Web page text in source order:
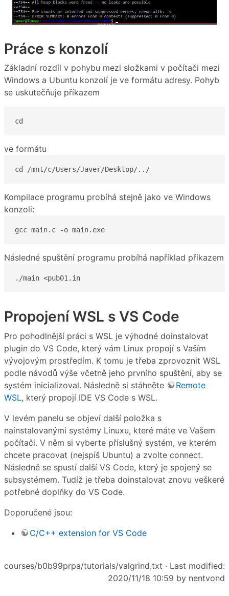
Práce s konzolí
Základní rozdíl v pohybu mezi složkami v počítači mezi
Windows a Ubuntu konzolí je ve formátu adresy. Pohyb
se uskutečňuje příkazem
cd
ve formátu
cd /mnt/c/Users/Javer/Desktop/../
Kompilace programu probíhá stejně jako ve Windows
konzoli:
gcc main.c -o main.exe
Následné spuštění programu probíhá například příkazem
./main <pub01.in
Propojení WSL s VS Code
Pro pohodlnější práci s WSL je výhodné doinstalovat
plugin do VS Code, který vám Linux propojí s Vaším
vývojovým prostředím. K tomu je třeba zprovoznit WSL
podle návodů výše včetně jeho prvního spuštění, aby se
systém inicializoval. Následně si stáhněte
Remote
WSL, který propojí IDE VS Code s WSL.
V levém panelu se objeví další položka s
nainstalovanými systémy Linuxu, které máte ve Vašem
počítači. V něm si vyberte příslušný systém, ve kterém
chcete pracovat (nejspíš Ubuntu) a zvolte connect.
Následně se spustí další VS Code, který je spojený se
subsystémem. Tudíž je třeba doinstalovat znovu veškeré
potřebné doplňky do VS Code.
Doporučené jsou:
C/C++ extension for VS Code
courses/b0b99prpa/tutorials/valgrind.txt · Last modified:
2020/11/18 10:59 by nentvond